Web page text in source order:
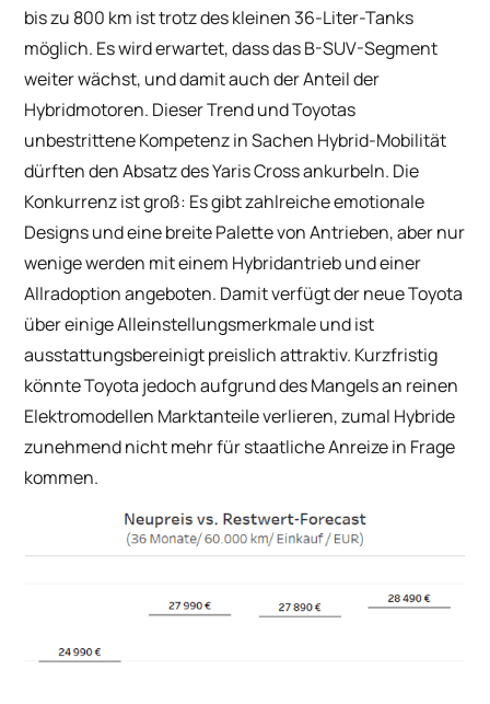
bis zu 800 km ist trotz des kleinen 36-Liter-Tanks
möglich. Es wird erwartet, dass das B-SUV-Segment
weiter wächst, und damit auch der Anteil der
Hybridmotoren. Dieser Trend und Toyotas
unbestrittene Kompetenz in Sachen Hybrid-Mobilität
dürften den Absatz des Yaris Cross ankurbeln. Die
Konkurrenz ist groß: Es gibt zahlreiche emotionale
Designs und eine breite Palette von Antrieben, aber nur
wenige werden mit einem Hybridantrieb und einer
Allradoption angeboten. Damit verfügt der neue Toyota
über einige Alleinstellungsmerkmale und ist
ausstattungsbereinigt preislich attraktiv. Kurzfristig
könnte Toyota jedoch aufgrund des Mangels an reinen
Elektromodellen Marktanteile verlieren, zumal Hybride
zunehmend nicht mehr für staatliche Anreize in Frage
kommen.